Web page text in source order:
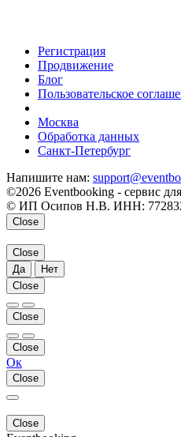
Регистрация
Продвижение
Блог
Пользовательское
Москва
Обработка данных
Санкт-Петербург
Напишите нам:
©2026 Eventbooking - сервис
© ИП Осипов Н.В. ИНН:
Close
Close
Да
Нет
Close
Close
Close
Ок
Close
Close